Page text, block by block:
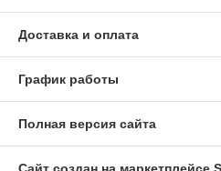
Доставка и оплата
График работы
Полная версия сайта